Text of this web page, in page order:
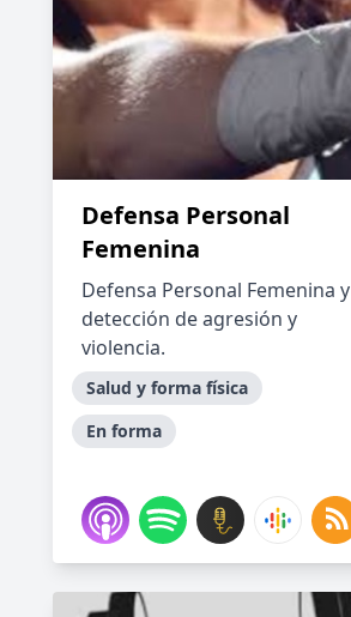
Defensa Personal
Femenina
Defensa Personal Femenina y
detección de agresión y
violencia.
Salud y forma física
En forma